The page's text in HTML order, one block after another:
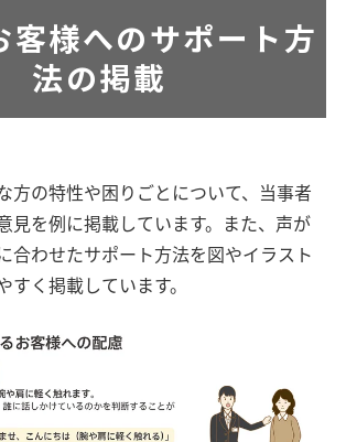
客様へのサポート方
法の掲載
方の特性や困りごとについて、当事者
見を例に掲載しています。また、声が
合わせたサポート方法を図やイラスト
すく掲載しています。